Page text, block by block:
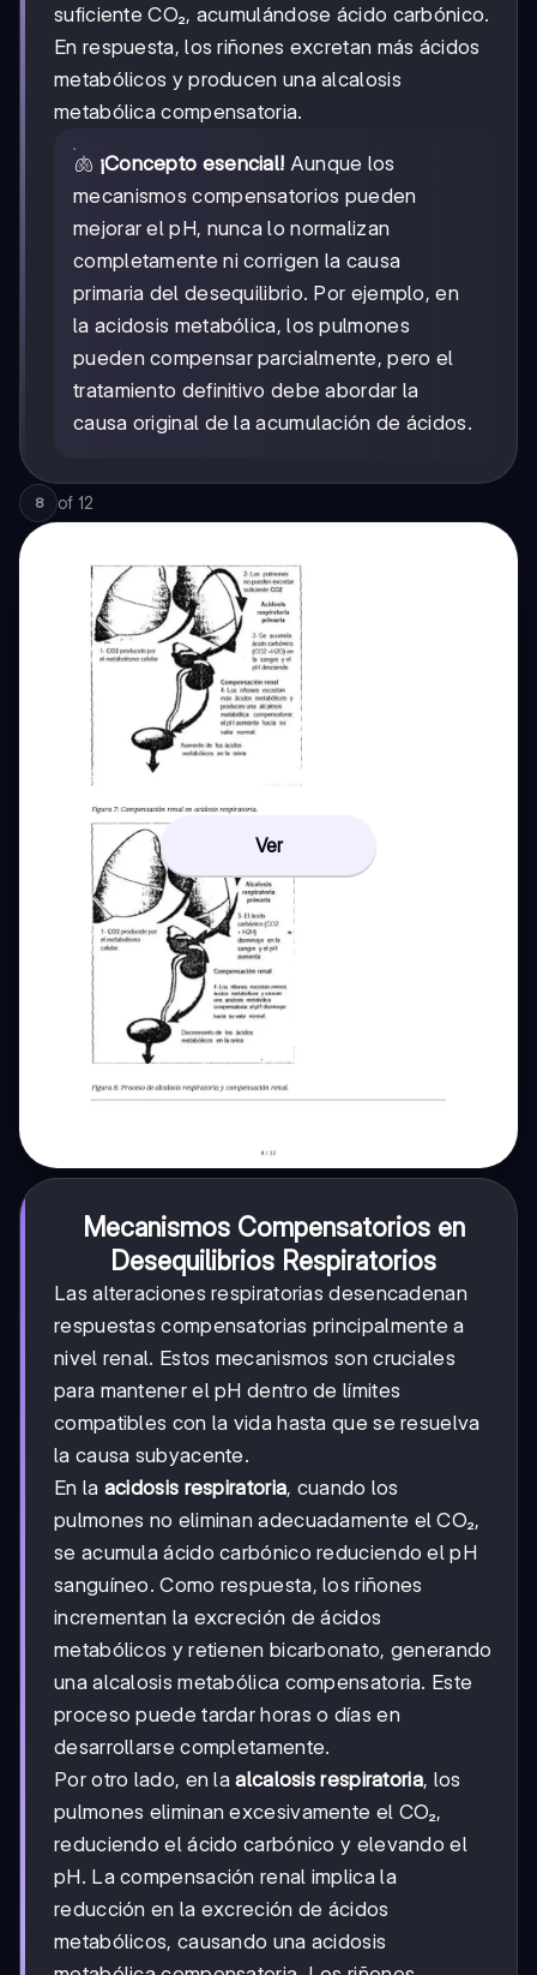
suficiente CO₂, acumulándose ácido carbónico.
En respuesta, los riñones excretan más ácidos
metabólicos y producen una alcalosis
metabólica compensatoria.
🫁 ¡Concepto esencial! Aunque los
mecanismos compensatorios pueden
mejorar el pH, nunca lo normalizan
completamente ni corrigen la causa
primaria del desequilibrio. Por ejemplo, en
la acidosis metabólica, los pulmones
pueden compensar parcialmente, pero el
tratamiento definitivo debe abordar la
causa original de la acumulación de ácidos.
8 of 12
Ver
Mecanismos Compensatorios en
Desequilibrios Respiratorios
Las alteraciones respiratorias desencadenan
respuestas compensatorias principalmente a
nivel renal. Estos mecanismos son cruciales
para mantener el pH dentro de límites
compatibles con la vida hasta que se resuelva
la causa subyacente.
En la acidosis respiratoria, cuando los
pulmones no eliminan adecuadamente el CO₂,
se acumula ácido carbónico reduciendo el pH
sanguíneo. Como respuesta, los riñones
incrementan la excreción de ácidos
metabólicos y retienen bicarbonato, generando
una alcalosis metabólica compensatoria. Este
proceso puede tardar horas o días en
desarrollarse completamente.
Por otro lado, en laalcalosis respiratoria, los
pulmones eliminan excesivamente el CO₂,
reduciendo el ácido carbónico y elevando el
pH. La compensación renal implica la
reducción en la excreción de ácidos
metabólicos, causando una acidosis